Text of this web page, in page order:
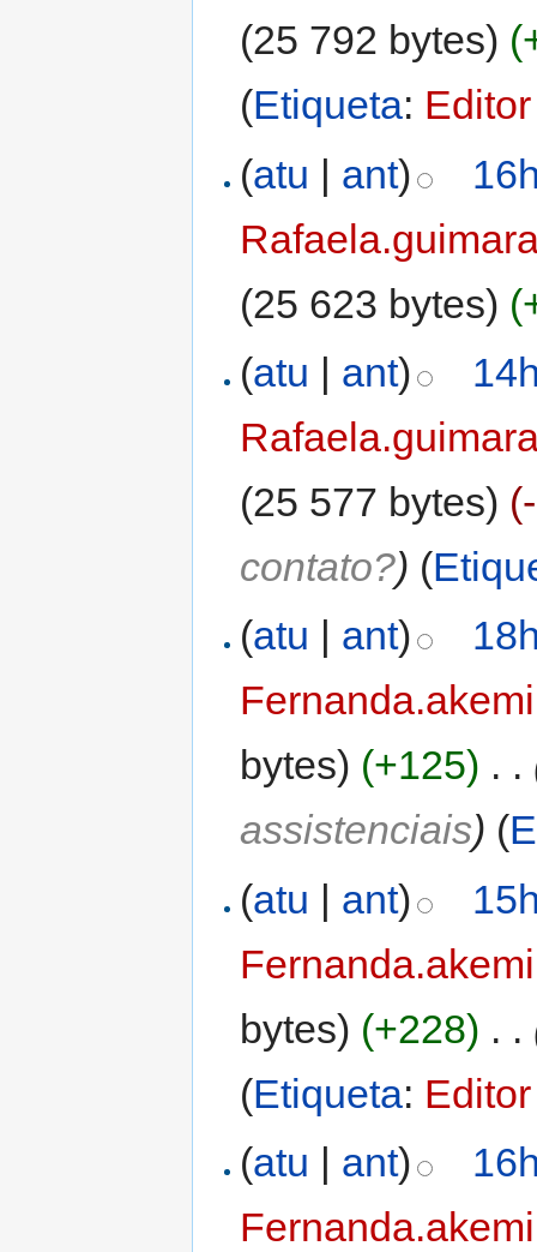
(25 792 bytes)
(Etiqueta:
(atu | ant)
(25 623 bytes)
(atu | ant)
(25 577 bytes)
contato?) (
(atu ant)
Fernanda.akemi
bytes) (+125) . .
assistenciais) (
(atu | ant)
Fernanda.akemi
bytes) (+228) . .
(Etiqueta:
(atu | ant)
Fernanda.akemi